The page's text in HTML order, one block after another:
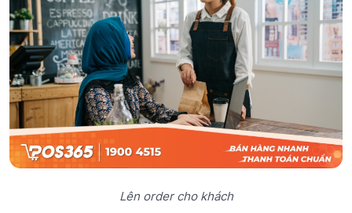
Lên order cho khách